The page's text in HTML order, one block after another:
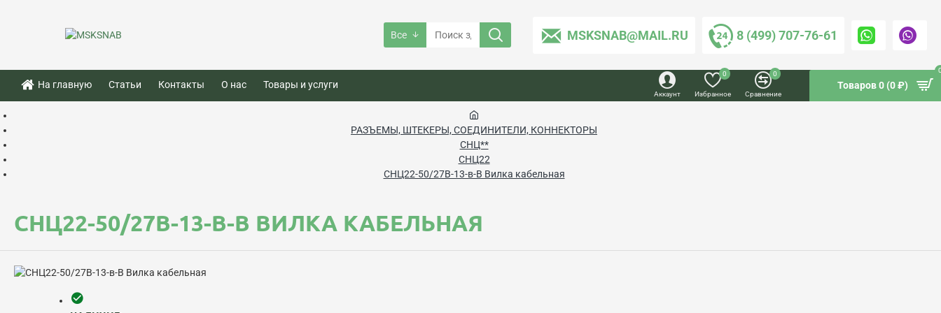
Все MSKSNAB@MAIL.RU 8 (499) 707-76-61
На главную Статьи Контакты О нас Товары и услуги
Аккаунт Избранное
0
Сравнение
0
Товаров 0 (0 ₽)
РАЗЪЕМЫ, ШТЕКЕРЫ, СОЕДИНИТЕЛИ, КОННЕКТОРЫ
СНЦ**
СНЦ22
СНЦ22-50/27В-13-в-В Вилка кабельная
СНЦ22-50/27В-13-В-В ВИЛКА КАБЕЛЬНАЯ